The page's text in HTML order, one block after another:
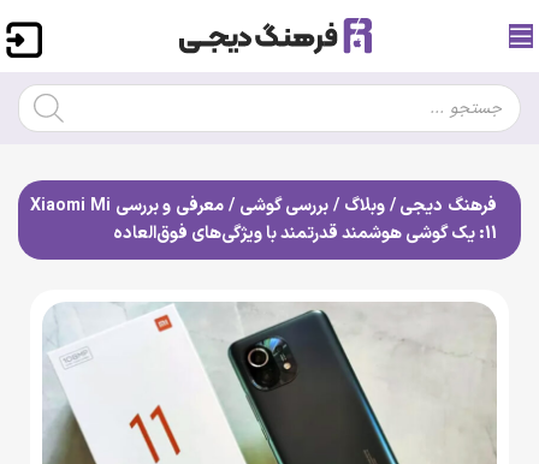
فرهنگ دیجی/وبلاگ /بررسی گوشی /
معرفی و بررسی Xiaomi Mi
11: یک گوشی هوشمند قدرتمند با ویژگی‌های فوق‌العاده